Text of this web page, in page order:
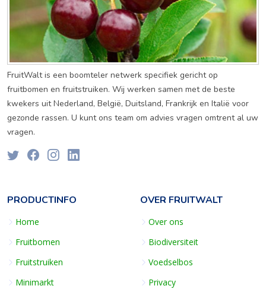
FruitWalt is een boomteler netwerk specifiek gericht op
fruitbomen en fruitstruiken. Wij werken samen met de beste
kwekers uit Nederland, België, Duitsland, Frankrijk en Italië voor
gezonde rassen. U kunt ons team om advies vragen omtrent al uw
vragen.
PRODUCTINFO
Home
Fruitbomen
Fruitstruiken
Minimarkt
OVER FRUITWALT
Over ons
Biodiversiteit
Voedselbos
Privacy